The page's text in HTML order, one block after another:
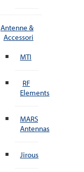
Antenne &
Accessori
MTI
RF
Elements
MARS
Antennas
Jirous